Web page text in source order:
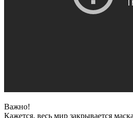
Важно!
Кажется, весь мир закрывается